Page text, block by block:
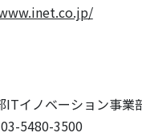
ITイノベーション事業
5480-3500